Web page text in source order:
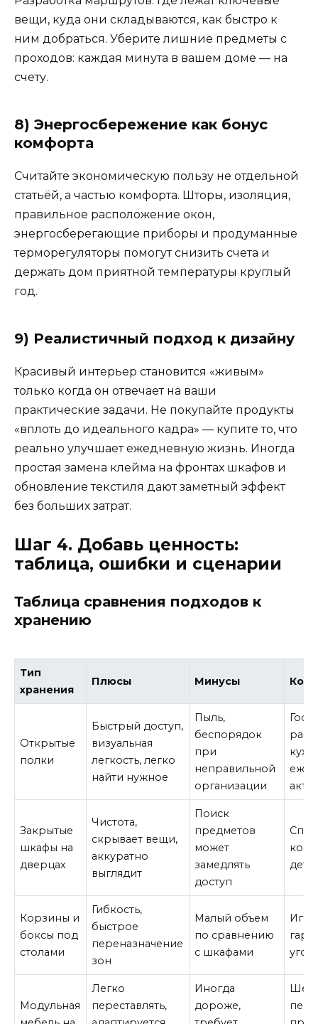
вещи, куда они складываются, как быстро к
ним добраться. Уберите лишние предметы с
проходов: каждая минута в вашем доме — на
счету.
8) Энергосбережение как бонус
комфорта
Считайте экономическую пользу не отдельной
статьёй, а частью комфорта. Шторы, изоляция,
правильное расположение окон,
энергосберегающие приборы и продуманные
терморегуляторы помогут снизить счета и
держать дом приятной температуры круглый
год.
9) Реалистичный подход к дизайну
Красивый интерьер становится «живым»
только когда он отвечает на ваши
практические задачи. Не покупайте продукты
«вплоть до идеального кадра» — купите то, что
реально улучшает ежедневную жизнь. Иногда
простая замена клейма на фронтах шкафов и
обновление текстиля дают заметный эффект
без больших затрат.
Шаг 4. Добавь ценность:
таблица, ошибки и сценарии
Таблица сравнения подходов к
хранению
Тип
хранения
Плюсы Минусы
Открытые
полки
Быстрый доступ,
визуальная
легкость, легко
найти нужное
Пыль,
беспорядок
при
неправильной
организации
Закрытые
шкафы на
дверцах
Чистота,
скрывает вещи,
аккуратно
выглядит
Поиск
предметов
может
замедлять
доступ
Корзины и
боксы под
столами
Гибкость,
быстрое
переназначение
зон
Малый объем
по сравнению
с шкафами
Модульная
Легко
переставлять,
Иногда
дороже,